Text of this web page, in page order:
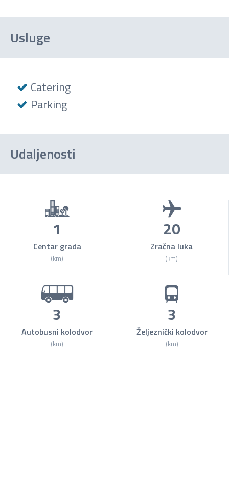
Usluge
Catering
Parking
Udaljenosti
1
Centar grada
(km)
20
Zračna luka
(km)
3
Autobusni kolodvor
(km)
3
Željeznički kolodvor
(km)